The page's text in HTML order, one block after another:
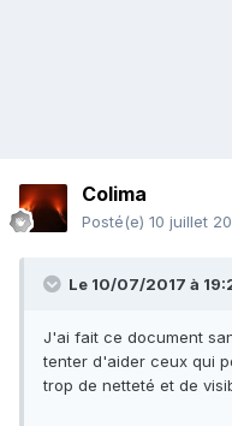
Colima
Posté(e) 10 juillet
Le 10/07/2017 à
J'ai fait ce document
tenter d'aider ceux qui
trop de netteté et de